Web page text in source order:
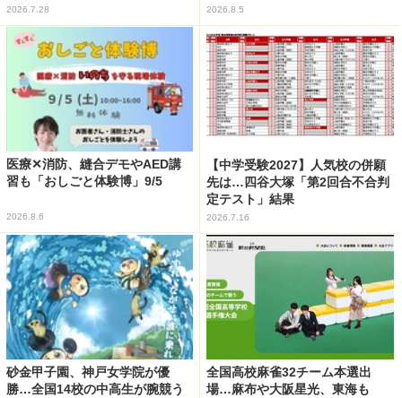
2026.7.28 2026.8.5
医療✕消防、縫合デモやAED講
習も「おしごと体験博」9/5
2026.8.6
【中学受験2027】人気校の併願
先は…四谷大塚「第2回合不合判
定テスト」結果
2026.7.16
砂金甲子園、神戸女学院が優
勝…全国14校の中高生が腕競う
全国高校麻雀32チーム本選出
場…麻布や大阪星光、東海も